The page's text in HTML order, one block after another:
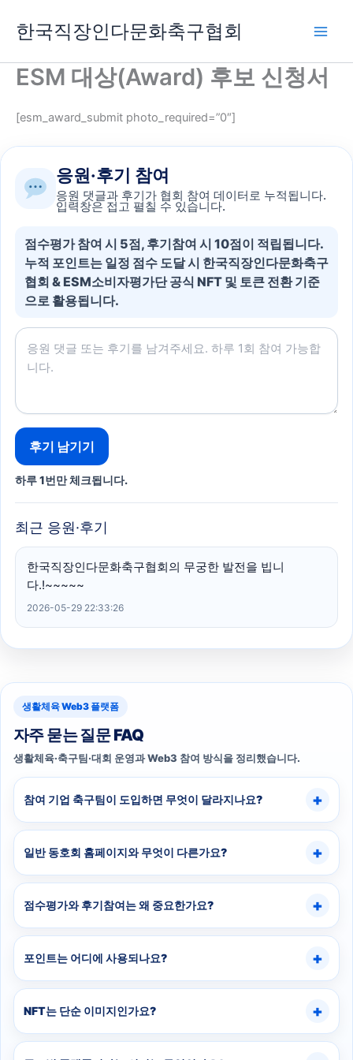
로
한국직장인다문화축구협회
ESM 대상(Award) 후보 신청서
[esm_award_submit photo_required=”0″]
응원·후기 참여
응원 댓글과 후기가 협회 참여 데이터로 누적됩니다.
입력창은 접고 펼칠 수 있습니다.
점수평가 참여 시 5점, 후기참여 시 10점이 적립됩니다.
누적 포인트는 일정 점수 도달 시 한국직장인다문화축구
협회 & ESM소비자평가단 공식 NFT 및 토큰 전환 기준
으로 활용됩니다.
후기 남기기
하루 1번만 체크됩니다.
최근 응원·후기
한국직장인다문화축구협회의 무궁한 발전을 빕니
다.!~~~~~
2026-05-29 22:33:26
생활체육 Web3 플랫폼
자주 묻는 질문 FAQ
생활체육·축구팀·대회 운영과 Web3 참여 방식을 정리했습니다.
참여 기업 축구팀이 도입하면 무엇이 달라지나요?
일반 동호회 홈페이지와 무엇이 다른가요?
점수평가와 후기참여는 왜 중요한가요?
포인트는 어디에 사용되나요?
NFT는 단순 이미지인가요?